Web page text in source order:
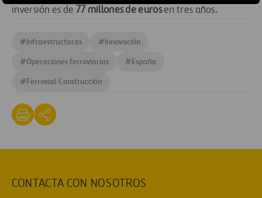
inversión es de 77 millones de eurosen tres años.
#Infraestructuras #Innovación
#Operaciones ferroviarias #España
#Ferrovial Construcción
CONTACTA CON NOSOTROS